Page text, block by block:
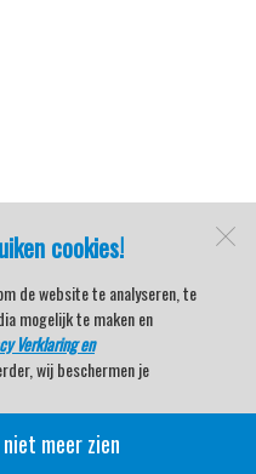
cookies!
de website te analyseren, te
mogelijk te maken en
Verklaring en
wij beschermen je
& Nieuws!
meer zien